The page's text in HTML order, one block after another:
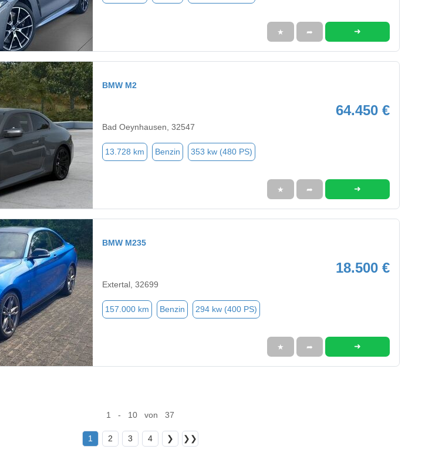
★ ➦ ➜
BMW M2
64.450 €
Bad Oeynhausen, 32547
13.728 km Benzin 353 kw (480 PS)
★ ➦ ➜
BMW M235
18.500 €
Extertal, 32699
157.000 km Benzin 294 kw (400 PS)
★ ➦ ➜
1 - 10 von 37
1 2 3 4 ❯ ❯❯